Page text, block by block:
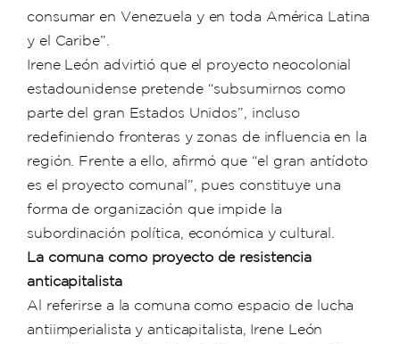
consumar en Venezuela y en toda América Latina
y el Caribe”.
Irene León advirtió que el proyecto neocolonial
estadounidense pretende “subsumirnos como
parte del gran Estados Unidos”, incluso
redefiniendo fronteras y zonas de influencia en la
región. Frente a ello, afirmó que “el gran antídoto
es el proyecto comunal”, pues constituye una
forma de organización que impide la
subordinación política, económica y cultural.
La comuna como proyecto de resistencia
anticapitalista
Al referirse a la comuna como espacio de lucha
antiimperialista y anticapitalista, Irene León